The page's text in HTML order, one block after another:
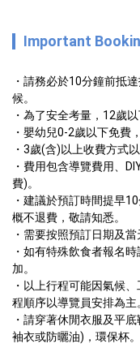
Important
・請務必於10分鐘前抵
候。
・為了安全考量，12歲
・嬰幼兒0-2歲以下免費
・3歲(含)以上收費方式
・費用包含導覽費用、
費)。
・建議於預訂時間提早
概不退費，敬請知悉。
・需要按照預訂日期及
・如有特殊飲食者報名
加。
・以上行程可能因氣候
程順序以導覽員安排為主
・請穿著休閒衣服及平
袖衣或防曬油)，環保杯。